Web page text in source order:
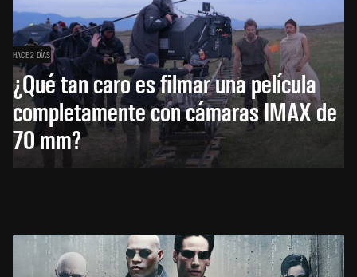
HACE 2 DÍAS
¿Qué tan caro es filmar una película
completamente con cámaras IMAX de
70 mm?